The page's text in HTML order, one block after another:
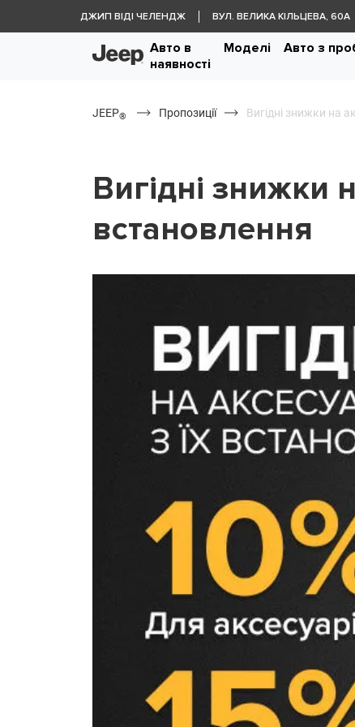
ДЖИП ВІДІ ЧЕЛЕНДЖ ВУЛ. ВЕЛИКА КІЛЬЦЕВА, 60А
Авто в
наявності
Моделі Авто з
JEEP® Пропозиції Вигідні знижки на
Вигідні знижки
встановлення